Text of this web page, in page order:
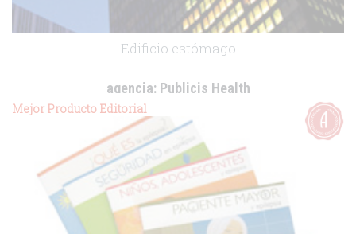
Edificio estómago
agencia:Publicis Health
Mejor Producto Editorial